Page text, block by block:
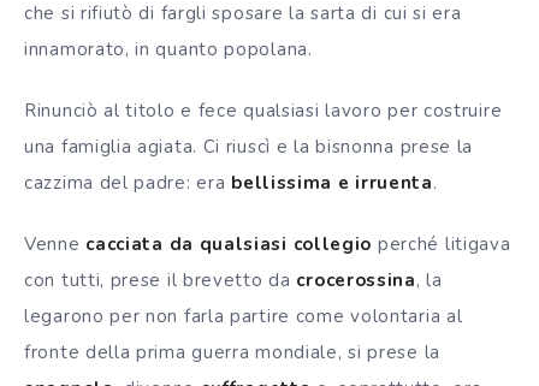
che si rifiutò di fargli sposare la sarta di cui si era
innamorato, in quanto popolana.
Rinunciò al titolo e fece qualsiasi lavoro per costruire
una famiglia agiata. Ci riuscì e la bisnonna prese la
cazzima del padre:era bellissima e irruenta.
Venne cacciata da qualsiasi collegio perché litigava
con tutti, prese il brevetto da crocerossina, la
legarono per non farla partire come volontaria al
fronte della prima guerra mondiale, si prese la